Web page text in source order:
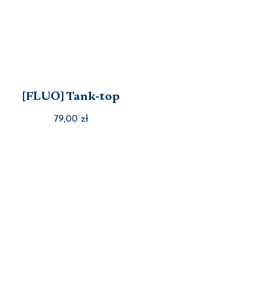
[FLUO] Tank-top
79,00 zł